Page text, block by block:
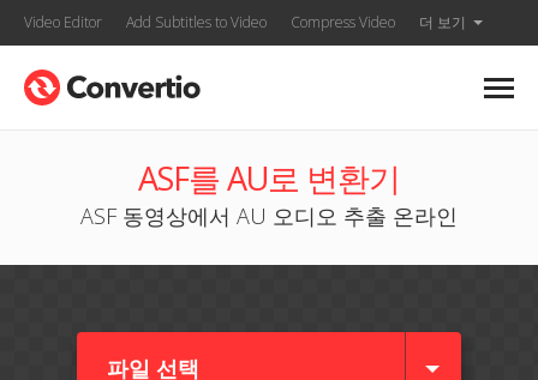
Video Editor Add Subtitles to Video Compress Video 더 보기
ASF를 AU로 변환기
ASF 동영상에서 AU 오디오 추출 온라인
파일 선택